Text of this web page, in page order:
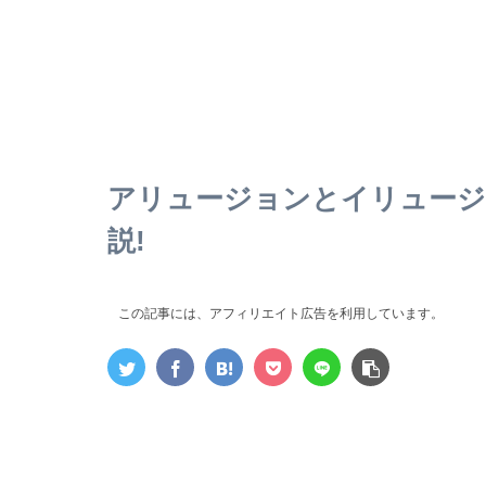
アリュージョンとイリュー
説!
この記事には、アフィリエイト広告を利用しています。